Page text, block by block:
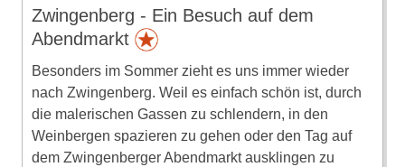
Zwingenberg - Ein Besuch auf dem
Abendmarkt
Besonders im Sommer zieht es uns immer wieder
nach Zwingenberg. Weil es einfach schön ist, durch
die malerischen Gassen zu schlendern, in den
Weinbergen spazieren zu gehen oder den Tag auf
dem Zwingenberger Abendmarkt ausklingen zu